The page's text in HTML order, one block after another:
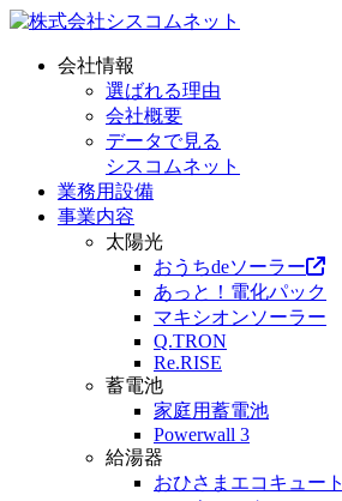
会社情報
選ばれる理由
会社概要
データで見る
シスコムネット
業務用設備
事業内容
太陽光
おうちdeソーラー
あっと！電化パック
マキシオンソーラー
Q.TRON
Re.RISE
蓄電池
家庭用蓄電池
Powerwall 3
給湯器
おひさまエコキュート